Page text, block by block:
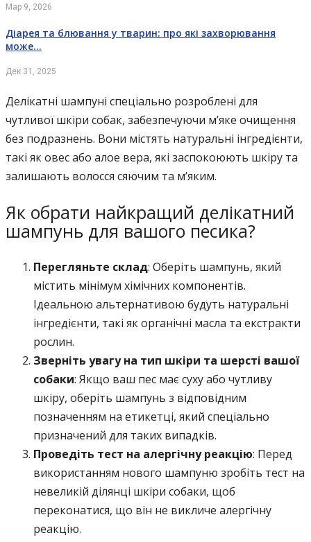
Мар 9, 2026
Діарея та блювання у тварин: про які захворювання
може…
Дек 31, 2025
Делікатні шампуні спеціально розроблені для
чутливої шкіри собак, забезпечуючи м’яке очищення
без подразнень. Вони містять натуральні інгредієнти,
такі як овес або алое вера, які заспокоюють шкіру та
залишають волосся сяючим та м’яким.
Як обрати найкращий делікатний
шампунь для вашого песика?
Перегляньте склад: Оберіть шампунь, який
містить мінімум хімічних компонентів.
Ідеальною альтернативою будуть натуральні
інгредієнти, такі як органічні масла та екстракти
рослин.
Зверніть увагу на тип шкіри та шерсті вашої
собаки: Якщо ваш пес має суху або чутливу
шкіру, оберіть шампунь з відповідним
позначенням на етикетці, який спеціально
призначений для таких випадків.
Проведіть тест на алергічну реакцію: Перед
використанням нового шампуню зробіть тест на
невеликій ділянці шкіри собаки, щоб
переконатися, що він не викличе алергічну
реакцію.